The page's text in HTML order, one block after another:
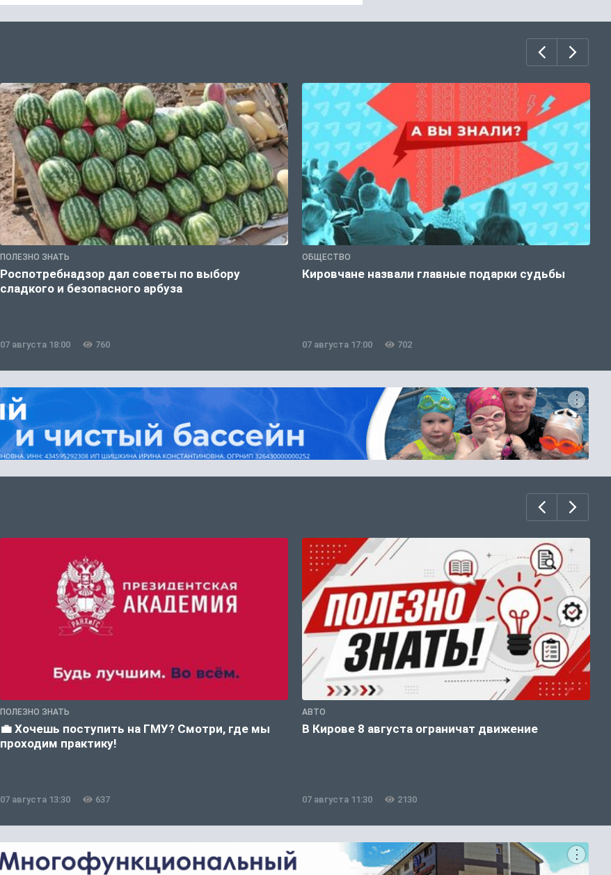
ПОЛЕЗНО ЗНАТЬ
Роспотребнадзор дал советы по выбору
сладкого и безопасного арбуза
07 августа 18:00 760
ОБЩЕСТВО
Кировчане назвали главные подарки судьбы
07 августа 17:00 702
ПОЛЕЗНО ЗНАТЬ
💼 Хочешь поступить на ГМУ? Смотри, где мы
проходим практику!
07 августа 13:30 637
АВТО
В Кирове 8 августа ограничат движение
07 августа 11:30 2130